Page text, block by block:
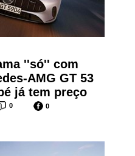
''só'' com
AMG GT 53
já tem preço
0 0